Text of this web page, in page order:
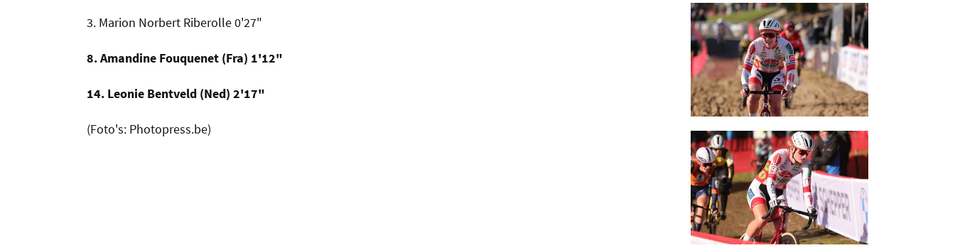
3. Marion Norbert Riberolle 0'27"
8. Amandine Fouquenet (Fra) 1'12"
14. Leonie Bentveld (Ned) 2'17"
(Foto's: Photopress.be)